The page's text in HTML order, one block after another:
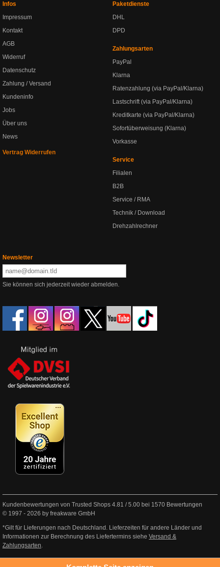
Infos
Impressum
Kontakt
AGB
Widerruf
Datenschutz
Zahlung / Versand
Kundeninfo
Jobs
Über uns
News
Vertrag Widerrufen
Paketdienste
DHL
DPD
Zahlungsarten
PayPal
Klarna
Ratenzahlung (via PayPal/Klarna)
Lastschrift (via PayPal/Klarna)
Kreditkarte (via PayPal/Klarna)
Sofortüberweisung (Klarna)
Vorkasse
Service
Filialen
B2B
Service / RMA
Technik / Download
Drehzahlrechner
Newsletter
Sie können sich jederzeit wieder abmelden.
Kundenbewertungen von Trusted Shops 4.81 /5.00 bei 1570 Bewertungen
© 1997 - 2026 by freakware GmbH
*Gilt für Lieferungen nach Deutschland. Lieferzeiten für andere Länder und
Informationen zur Berechnung des Liefertermins siehe Versand &
Zahlungsarten.